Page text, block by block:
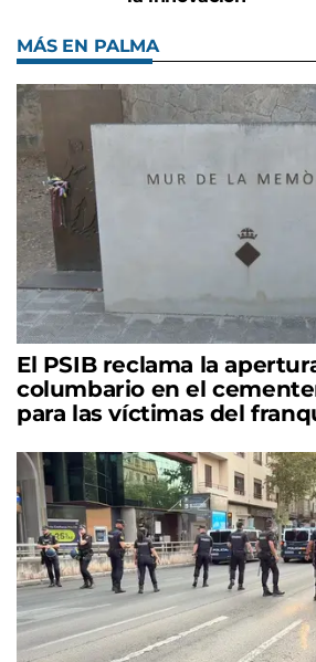
MÁS EN PALMA
El PSIB reclama la
columbario en el
para las víctimas del